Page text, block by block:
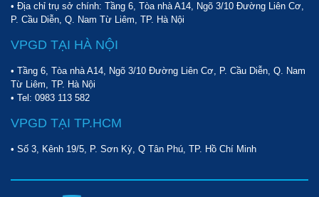
• Địa chỉ trụ sở chính: Tầng 6, Tòa nhà A14, Ngõ 3/10 Đường Liên Cơ,
P. Cầu Diễn, Q. Nam Từ Liêm, TP. Hà Nội
VPGD TẠI HÀ NỘI
• Tầng 6, Tòa nhà A14, Ngõ 3/10 Đường Liên Cơ, P. Cầu Diễn, Q. Nam
Từ Liêm, TP. Hà Nội
• Tel: 0983 113 582
VPGD TẠI TP.HCM
• Số 3, Kênh 19/5, P. Sơn Kỳ, Q Tân Phú, TP. Hồ Chí Minh